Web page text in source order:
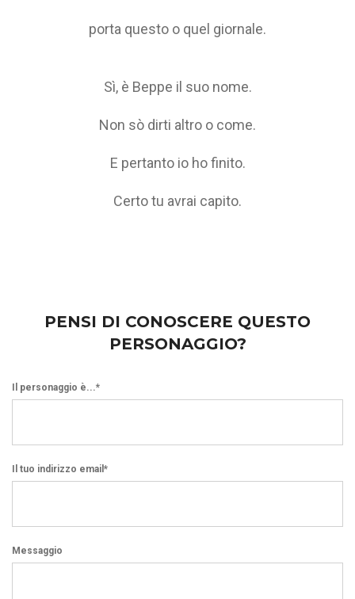
porta questo o quel giornale.
Sì, è Beppe il suo nome.
Non sò dirti altro o come.
E pertanto io ho finito.
Certo tu avrai capito.
PENSI DI CONOSCERE QUESTO
PERSONAGGIO?
Il personaggio è...*
Il tuo indirizzo email*
Messaggio